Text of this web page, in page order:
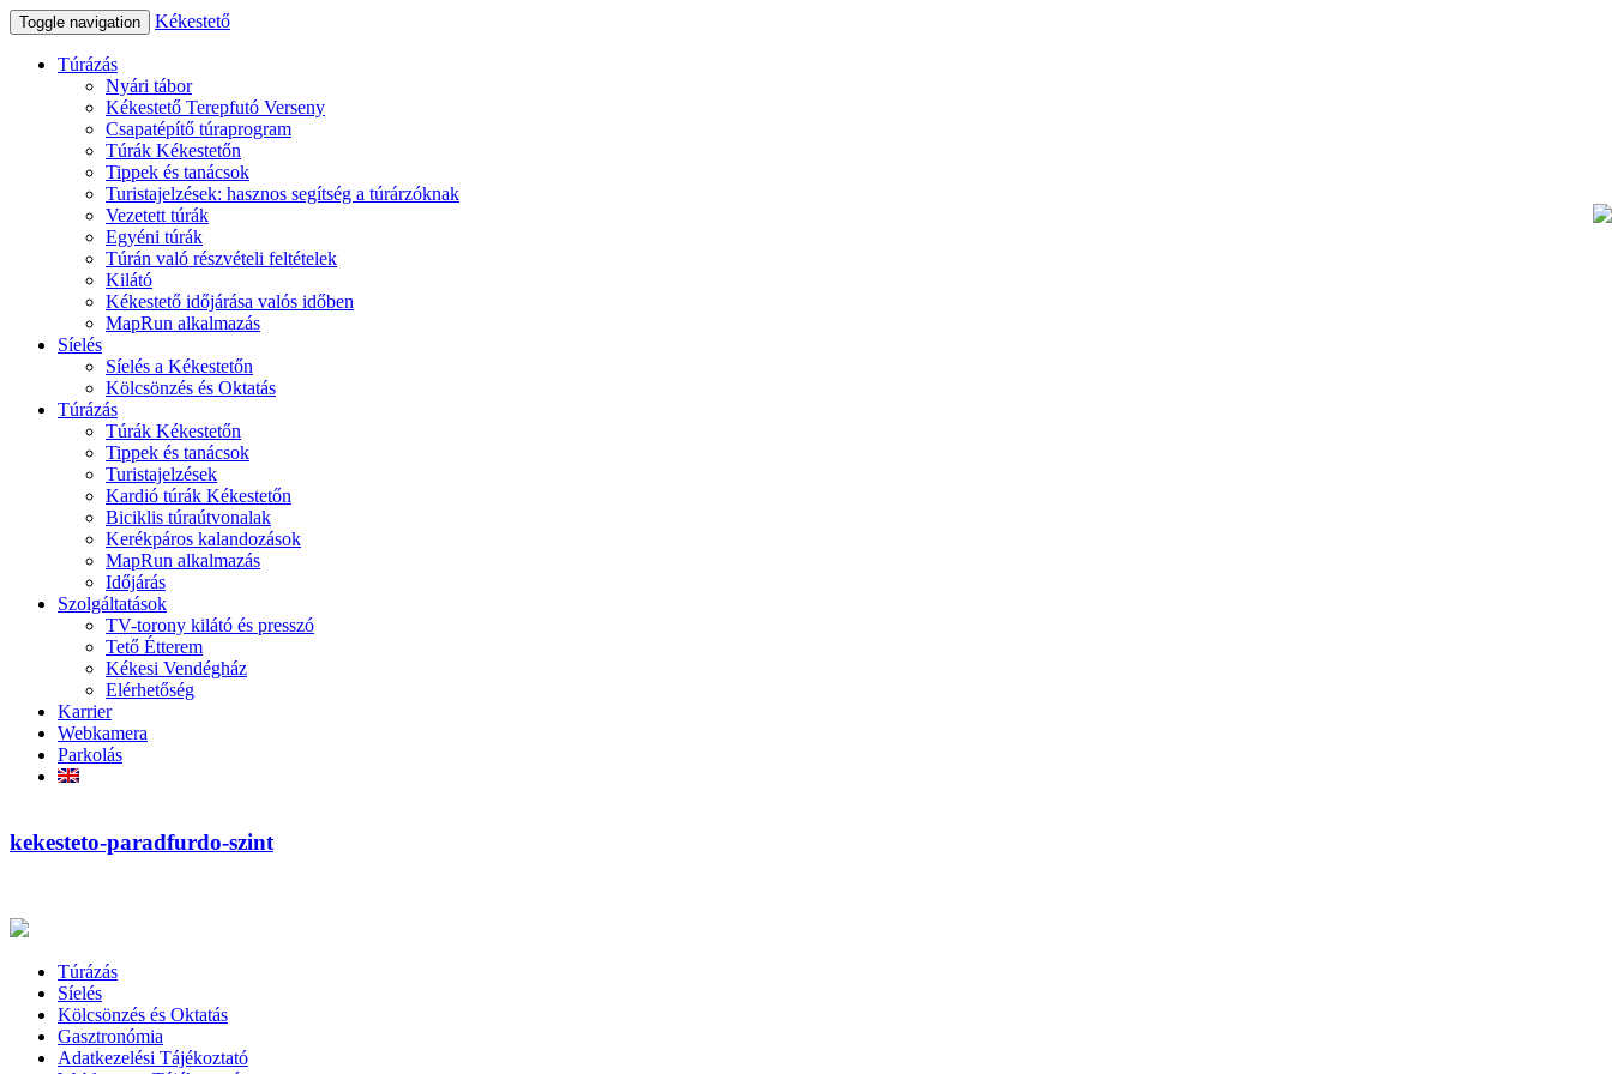
Toggle navigation Kékestető
Túrázás
Nyári tábor
Kékestető Terepfutó Verseny
Csapatépítő túraprogram
Túrák Kékestetőn
Tippek és tanácsok
Turistajelzések: hasznos segítség a túrárzóknak
Vezetett túrák
Egyéni túrák
Túrán való részvételi feltételek
Kilátó
Kékestető időjárása valós időben
MapRun alkalmazás
Síelés
Síelés a Kékestetőn
Kölcsönzés és Oktatás
Túrázás
Túrák Kékestetőn
Tippek és tanácsok
Turistajelzések
Kardió túrák Kékestetőn
Biciklis túraútvonalak
Kerékpáros kalandozások
MapRun alkalmazás
Időjárás
Szolgáltatások
TV-torony kilátó és presszó
Tető Étterem
Kékesi Vendégház
Elérhetőség
Karrier
Webkamera
Parkolás
kekesteto-paradfurdo-szint
Túrázás
Síelés
Kölcsönzés és Oktatás
Gasztronómia
Adatkezelési Tájékoztató